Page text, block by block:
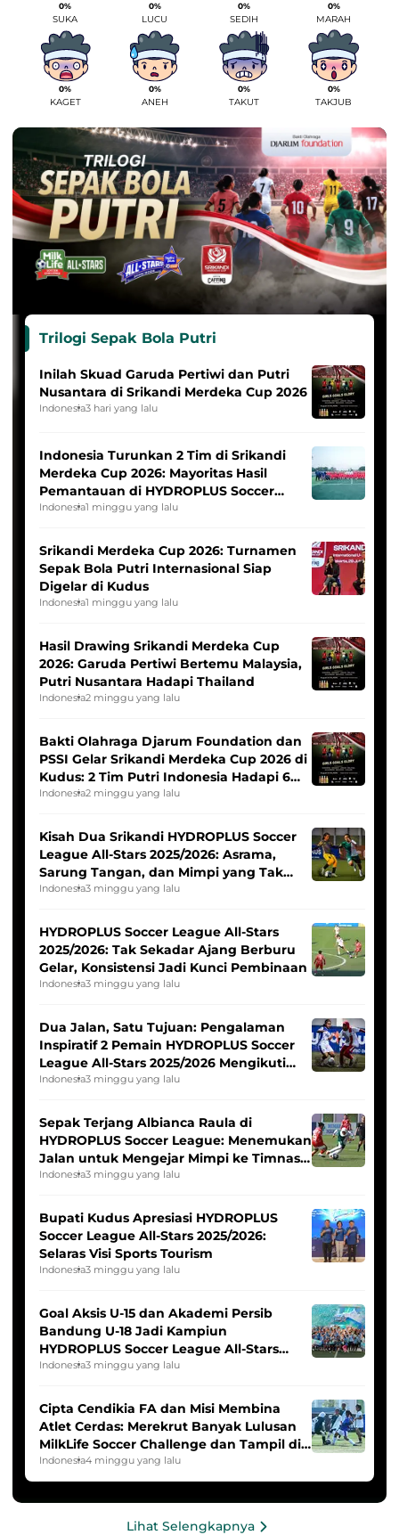
0%
SUKA
0%
LUCU
0%
SEDIH
0%
MARAH
0%
KAGET
0%
ANEH
0%
TAKUT
0%
TAKJUB
Trilogi Sepak Bola Putri
Inilah Skuad Garuda Pertiwi dan Putri
Nusantara di Srikandi Merdeka Cup 2026
Indonesia3 hari yang lalu
Indonesia Turunkan 2 Tim di Srikandi
Merdeka Cup 2026: Mayoritas Hasil
Pemantauan di HYDROPLUS Soccer
League
Indonesia1 minggu yang lalu
Srikandi Merdeka Cup 2026: Turnamen
Sepak Bola Putri Internasional Siap
Digelar di Kudus
Indonesia1 minggu yang lalu
Hasil Drawing Srikandi Merdeka Cup
2026: Garuda Pertiwi Bertemu Malaysia,
Putri Nusantara Hadapi Thailand
Indonesia2 minggu yang lalu
Bakti Olahraga Djarum Foundation dan
PSSI Gelar Srikandi Merdeka Cup 2026 di
Kudus: 2 Tim Putri Indonesia Hadapi 6
Tim Asia
Indonesia2 minggu yang lalu
Kisah Dua Srikandi HYDROPLUS Soccer
League All-Stars 2025/2026: Asrama,
Sarung Tangan, dan Mimpi yang Tak
Pernah Padam
Indonesia3 minggu yang lalu
HYDROPLUS Soccer League All-Stars
2025/2026: Tak Sekadar Ajang Berburu
Gelar, Konsistensi Jadi Kunci Pembinaan
Indonesia3 minggu yang lalu
Dua Jalan, Satu Tujuan: Pengalaman
Inspiratif 2 Pemain HYDROPLUS Soccer
League All-Stars 2025/2026 Mengikuti
Seleksi Timnas Indonesia Putri
Indonesia3 minggu yang lalu
Sepak Terjang Albianca Raula di
HYDROPLUS Soccer League: Menemukan
Jalan untuk Mengejar Mimpi ke Timnas
Indonesia Putri
Indonesia3 minggu yang lalu
Bupati Kudus Apresiasi HYDROPLUS
Soccer League All-Stars 2025/2026:
Selaras Visi Sports Tourism
Indonesia3 minggu yang lalu
Goal Aksis U-15 dan Akademi Persib
Bandung U-18 Jadi Kampiun
HYDROPLUS Soccer League All-Stars
2025/2026
Indonesia3 minggu yang lalu
Cipta Cendikia FA dan Misi Membina
Atlet Cerdas: Merekrut Banyak Lulusan
MilkLife Soccer Challenge dan Tampil di
HYDROPLUS Soccer League
Indonesia4 minggu yang lalu
Lihat Selengkapnya